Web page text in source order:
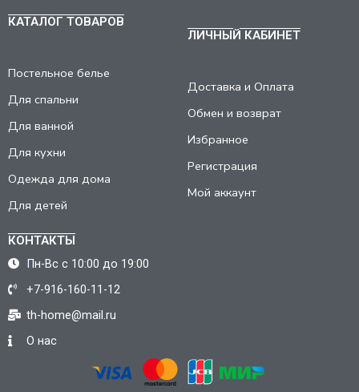
КАТАЛОГ ТОВАРОВ
Постельное белье
Для спальни
Для ванной
Для кухни
Одежда для дома
Для детей
ЛИЧНЫЙ КАБИНЕТ
Доставка и Оплата
Обмен и возврат
Избранное
Регистрация
Мой аккаунт
КОНТАКТЫ
Пн-Вс с 10:00 до 19:00
+7-916-160-11-12
th-home@mail.ru
О нас